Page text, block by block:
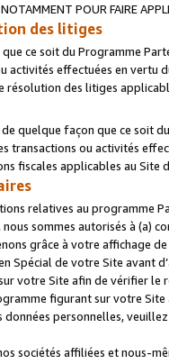
POUR FAIRE
des litiges
ce soit du Programme
activités effectuées en vertu
résolution des litiges
quelque façon que ce soit
transactions ou activités
fiscales applicables au Site
relatives au programme
sommes autorisés à
grâce à votre affichage
Spécial de votre Site avant
votre Site afin de vérifier
figurant sur votre
personnelles,
sociétés affiliées et nous-